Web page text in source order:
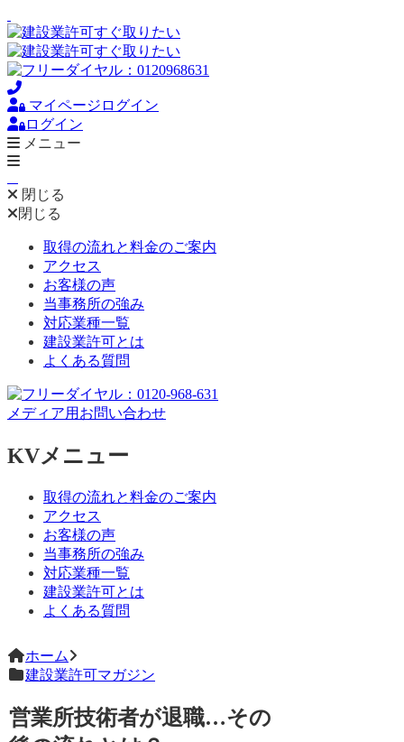
マイページログイン
ログイン
メニュー
閉じる
閉じる
取得の流れと料金のご案内
アクセス
お客様の声
当事務所の強み
対応業種一覧
建設業許可とは
よくある質問
メディア用お問い合わせ
KVメニュー
取得の流れと料金のご案内
アクセス
お客様の声
当事務所の強み
対応業種一覧
建設業許可とは
よくある質問
ホーム
建設業許可マガジン
営業所技術者が退職…その